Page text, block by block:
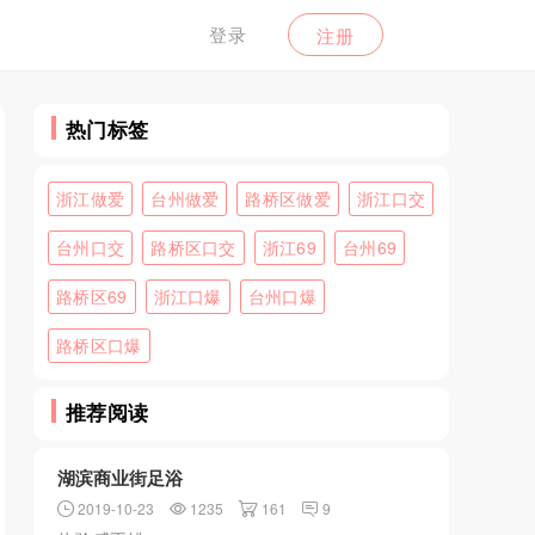
登录 注册
热门标签
浙江做爱 台州做爱 路桥区做爱 浙江口交
台州口交 路桥区口交 浙江69 台州69
路桥区69 浙江口爆 台州口爆
路桥区口爆
推荐阅读
湖滨商业街足浴
2019-10-23 1235 161 9